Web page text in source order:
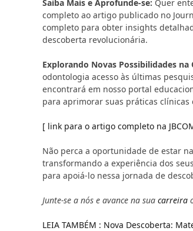
Saiba Mais e Aprofunde-se: Quer
completo ao artigo publicado no
completo para obter insights
descoberta revolucionária.
Explorando Novas Possibilidades
odontologia acesso às últimas
encontrará em nosso portal
para aprimorar suas práticas clínicas
[ link para o artigo completo na
Não perca a oportunidade de estar
transformando a experiência dos
para apoiá-lo nessa jornada de
Junte-se a nós e avance na sua carreira
LEIA TAMBÉM : Nova Descoberta: